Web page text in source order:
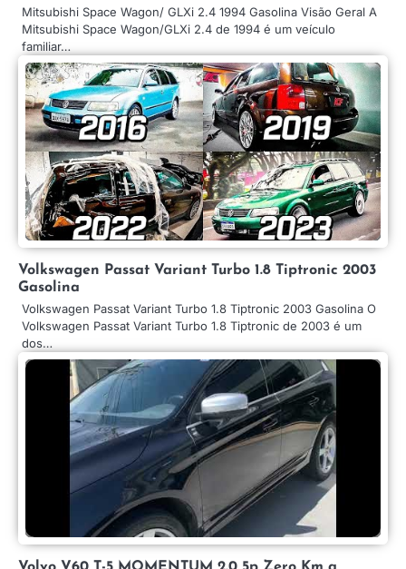
Mitsubishi Space Wagon/ GLXi 2.4 1994 Gasolina Visão Geral A
Mitsubishi Space Wagon/GLXi 2.4 de 1994 é um veículo
familiar…
Volkswagen Passat Variant Turbo 1.8 Tiptronic 2003
Gasolina
Volkswagen Passat Variant Turbo 1.8 Tiptronic 2003 Gasolina O
Volkswagen Passat Variant Turbo 1.8 Tiptronic de 2003 é um
dos…